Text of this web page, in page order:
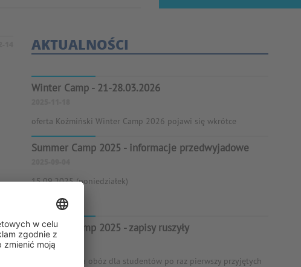
AKTUALNOŚCI
Winter Camp - 21-28.03.2026
oferta Koźmiński Winter Camp 2026 pojawi się wkrótce
Summer Camp 2025 - informacje przedwyjadowe
15.09.2025 (poniedziałek)
Summer Camp 2025 - zapisy ruszyły
2025-06-27
Zapraszamy na obóz dla studentów po raz pierwszy przyjętych